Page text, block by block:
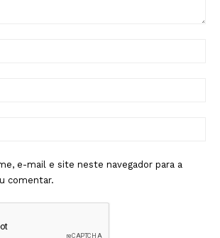
e-mail e site neste navegador para a
comentar.